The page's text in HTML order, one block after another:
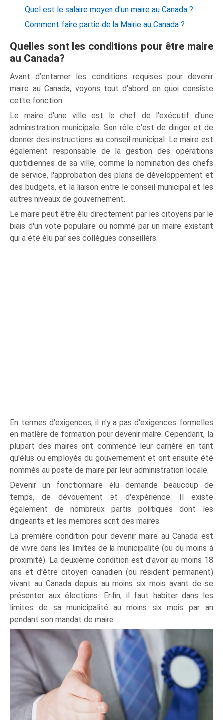
Quel est le salaire moyen d'un maire au Canada ?
Comment faire partie de la Mairie au Canada ?
Quelles sont les conditions pour être maire
au Canada?
Avant d’entamer les conditions requises pour devenir
maire au Canada, voyons tout d'abord en quoi consiste
cette fonction.
Le maire d'une ville est le chef de l'exécutif d'une
administration municipale. Son rôle c’est de diriger et de
donner des instructions au conseil municipal. Le maire est
également responsable de la gestion des opérations
quotidiennes de sa ville, comme la nomination des chefs
de service, l'approbation des plans de développement et
des budgets, et la liaison entre le conseil municipal et les
autres niveaux de gouvernement.
Le maire peut être élu directement par les citoyens par le
biais d'un vote populaire ou nommé par un maire existant
qui a été élu par ses collègues conseillers.
En termes d'exigences, il n'y a pas d'exigences formelles
en matière de formation pour devenir maire. Cependant, la
plupart des maires ont commencé leur carrière en tant
qu'élus ou employés du gouvernement et ont ensuite été
nommés au poste de maire par leur administration locale.
Devenir un fonctionnaire élu demande beaucoup de
temps, de dévouement et d'expérience. Il existe
également de nombreux partis politiques dont les
dirigeants et les membres sont des maires.
La première condition pour devenir maire au Canada est
de vivre dans les limites de la municipalité (ou du moins à
proximité). La deuxième condition est d'avoir au moins 18
ans et d'être citoyen canadien (ou résident permanent)
vivant au Canada depuis au moins six mois avant de se
présenter aux élections. Enfin, il faut habiter dans les
limites de sa municipalité au moins six mois par an
pendant son mandat de maire.